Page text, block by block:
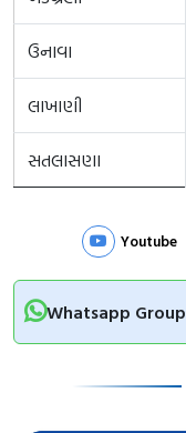
ઉનાવા
લાખાણી
સતલાસણા
Youtube
Whatsapp Group